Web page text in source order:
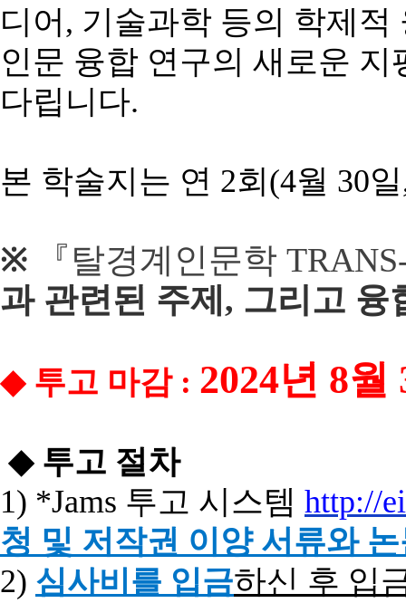
디어 , 기술과학 등의 학제적
인문 융합 연구의 새로운 지
다립니다.
본 학술지는 연 2회 (4월 30일
※ 『탈경계인문학
과 관련된 주제 , 그리고 융
◆ 투고 마감: 2024년 8월
◆ 투고 절차
1) *Jams 투고 시스템 http://
청 및 저작권 이양 서류와
2) 심사비를 입금하신 후 입